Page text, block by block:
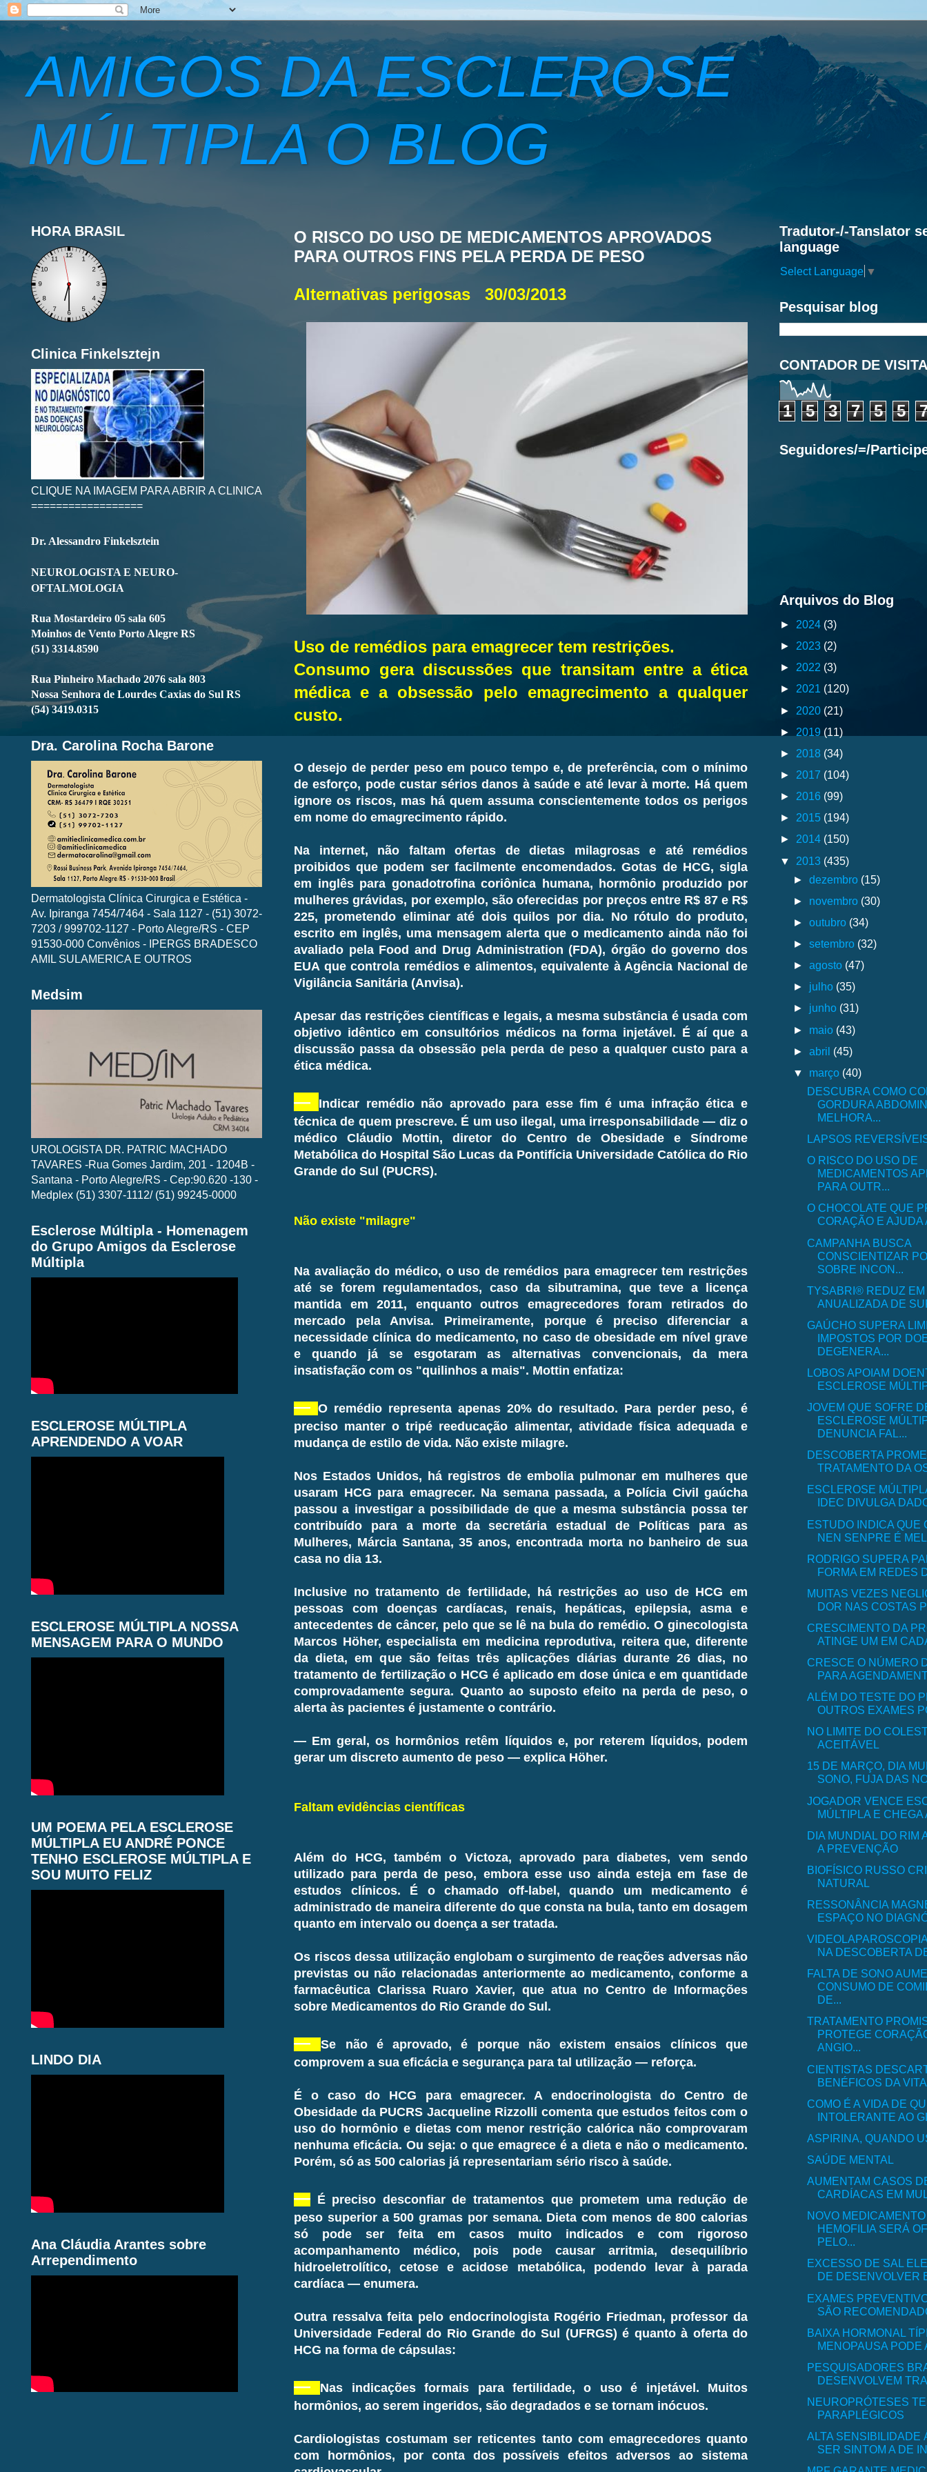
AMIGOS DA ESCLEROSE
MÚLTIPLA O BLOG
O RISCO DO USO DE MEDICAMENTOS APROVADOS
PARA OUTROS FINS PELA PERDA DE PESO
Alternativas perigosas 30/03/2013
Uso de remédios para emagrecer tem restrições.
Consumo gera discussões que transitam entre a ética
médica e a obsessão pelo emagrecimento a qualquer
custo.
O desejo de perder peso em pouco tempo e, de preferência, com o mínimo
de esforço, pode custar sérios danos à saúde e até levar à morte. Há quem
ignore os riscos, mas há quem assuma conscientemente todos os perigos
em nome do emagrecimento rápido.
Na internet, não faltam ofertas de dietas milagrosas e até remédios
proibidos que podem ser facilmente encomendados. Gotas de HCG, sigla
em inglês para gonadotrofina coriônica humana, hormônio produzido por
mulheres grávidas, por exemplo, são oferecidas por preços entre R$ 87 e R$
225, prometendo eliminar até dois quilos por dia. No rótulo do produto,
escrito em inglês, uma mensagem alerta que o medicamento ainda não foi
avaliado pela Food and Drug Administration (FDA), órgão do governo dos
EUA que controla remédios e alimentos, equivalente à Agência Nacional de
Vigilância Sanitária (Anvisa).
Apesar das restrições científicas e legais, a mesma substância é usada com
objetivo idêntico em consultórios médicos na forma injetável. É aí que a
discussão passa da obsessão pela perda de peso a qualquer custo para a
ética médica.
—
Indicar remédio não aprovado para esse fim é uma infração ética e
técnica de quem prescreve. É um uso ilegal, uma irresponsabilidade — diz o
médico Cláudio Mottin, diretor do Centro de Obesidade e Síndrome
Metabólica do Hospital São Lucas da Pontifícia Universidade Católica do Rio
Grande do Sul (PUCRS).
Não existe "milagre"
Na avaliação do médico, o uso de remédios para emagrecer tem restrições
até se forem regulamentados, caso da sibutramina, que teve a licença
mantida em 2011, enquanto outros emagrecedores foram retirados do
mercado pela Anvisa. Primeiramente, porque é preciso diferenciar a
necessidade clínica do medicamento, no caso de obesidade em nível grave
e quando já se esgotaram as alternativas convencionais, da mera
insatisfação com os "quilinhos a mais". Mottin enfatiza:
—O remédio representa apenas 20% do resultado. Para perder peso, é
preciso manter o tripé reeducação alimentar, atividade física adequada e
mudança de estilo de vida. Não existe milagre.
Nos Estados Unidos, há registros de embolia pulmonar em mulheres que
usaram HCG para emagrecer. Na semana passada, a Polícia Civil gaúcha
passou a investigar a possibilidade de que a mesma substância possa ter
contribuído para a morte da secretária estadual de Políticas para as
Mulheres, Márcia Santana, 35 anos, encontrada morta no banheiro de sua
casa no dia 13.
Inclusive no tratamento de fertilidade, há restrições ao uso de HCG em
pessoas com doenças cardíacas, renais, hepáticas, epilepsia, asma e
antecedentes de câncer, pelo que se lê na bula do remédio. O ginecologista
Marcos Höher, especialista em medicina reprodutiva, reitera que, diferente
da dieta, em que são feitas três aplicações diárias durante 26 dias, no
tratamento de fertilização o HCG é aplicado em dose única e em quantidade
comprovadamente segura. Quanto ao suposto efeito na perda de peso, o
alerta às pacientes é justamente o contrário.
— Em geral, os hormônios retêm líquidos e, por reterem líquidos, podem
gerar um discreto aumento de peso — explica Höher.
Faltam evidências científicas
Além do HCG, também o Victoza, aprovado para diabetes, vem sendo
utilizado para perda de peso, embora esse uso ainda esteja em fase de
estudos clínicos. É o chamado off-label, quando um medicamento é
administrado de maneira diferente do que consta na bula, tanto em dosagem
quanto em intervalo ou doença a ser tratada.
Os riscos dessa utilização englobam o surgimento de reações adversas não
previstas ou não relacionadas anteriormente ao medicamento, conforme a
farmacêutica Clarissa Ruaro Xavier, que atua no Centro de Informações
sobre Medicamentos do Rio Grande do Sul.
—Se não é aprovado, é porque não existem ensaios clínicos que
comprovem a sua eficácia e segurança para tal utilização — reforça.
É o caso do HCG para emagrecer. A endocrinologista do Centro de
Obesidade da PUCRS Jacqueline Rizzolli comenta que estudos feitos com o
uso do hormônio e dietas com menor restrição calórica não comprovaram
nenhuma eficácia. Ou seja: o que emagrece é a dieta e não o medicamento.
Porém, só as 500 calorias já representariam sério risco à saúde.
— É preciso desconfiar de tratamentos que prometem uma redução de
peso superior a 500 gramas por semana. Dieta com menos de 800 calorias
só pode ser feita em casos muito indicados e com rigoroso
acompanhamento médico, pois pode causar arritmia, desequilíbrio
hidroeletrolítico, cetose e acidose metabólica, podendo levar à parada
cardíaca — enumera.
Outra ressalva feita pelo endocrinologista Rogério Friedman, professor da
Universidade Federal do Rio Grande do Sul (UFRGS) é quanto à oferta do
HCG na forma de cápsulas:
—Nas indicações formais para fertilidade, o uso é injetável. Muitos
hormônios, ao serem ingeridos, são degradados e se tornam inócuos.
Cardiologistas costumam ser reticentes tanto com emagrecedores quanto
com hormônios, por conta dos possíveis efeitos adversos ao sistema
HORA BRASIL
Clinica Finkelsztejn
CLIQUE NA IMAGEM PARA ABRIR A CLINICA
==================
Dr. Alessandro Finkelsztein
NEUROLOGISTA E NEURO-
OFTALMOLOGIA
Rua Mostardeiro 05 sala 605
Moinhos de Vento Porto Alegre RS
(51) 3314.8590
Rua Pinheiro Machado 2076 sala 803
Nossa Senhora de Lourdes Caxias do Sul RS
(54) 3419.0315
Dra. Carolina Rocha Barone
Dermatologista Clínica Cirurgica e Estética -
Av. Ipiranga 7454/7464 - Sala 1127 - (51) 3072-
7203 / 999702-1127 - Porto Alegre/RS - CEP
91530-000 Convênios - IPERGS BRADESCO
AMIL SULAMERICA E OUTROS
Medsim
UROLOGISTA DR. PATRIC MACHADO
TAVARES -Rua Gomes Jardim, 201 - 1204B -
Santana - Porto Alegre/RS - Cep:90.620 -130 -
Medplex (51) 3307-1112/ (51) 99245-0000
Esclerose Múltipla - Homenagem
do Grupo Amigos da Esclerose
Múltipla
ESCLEROSE MÚLTIPLA
APRENDENDO A VOAR
ESCLEROSE MÚLTIPLA NOSSA
MENSAGEM PARA O MUNDO
UM POEMA PELA ESCLEROSE
MÚLTIPLA EU ANDRÉ PONCE
TENHO ESCLEROSE MÚLTIPLA E
SOU MUITO FELIZ
LINDO DIA
Ana Cláudia Arantes sobre
Arrependimento
Tradutor-/-Tanslator
language
Select Language ▼
Pesquisar blog
CONTADOR DE
1 5 3 7 5 5
Seguidores/=/
Arquivos do Blog
► 2024 (3)
► 2023 (2)
► 2022 (3)
► 2021 (120)
► 2020 (21)
► 2019 (11)
► 2018 (34)
► 2017 (104)
► 2016 (99)
► 2015 (194)
► 2014 (150)
▼ 2013 (435)
►dezembro (15)
► novembro (30)
►outubro (34)
►setembro (32)
►agosto (47)
► julho (35)
► junho (31)
► maio (43)
►abril (45)
▼ março (40)
DESCUBRA COMO
GORDURA
MELHORA...
LAPSOS
O RISCO DO USO DE
MEDICAMENTOS
PARA OUTR...
O CHOCOLATE QUE
CORAÇÃO E AJUDA
CAMPANHA BUSCA
CONSCIENTIZAR
SOBRE INCON...
TYSABRI® REDUZ EM
ANUALIZADA DE
GAÚCHO SUPERA
IMPOSTOS POR
DEGENERA...
LOBOS APOIAM
ESCLEROSE
JOVEM QUE SOFRE
ESCLEROSE
DENUNCIA FAL...
DESCOBERTA
TRATAMENTO DA
ESCLEROSE
IDEC DIVULGA
ESTUDO INDICA QUE
NEN SENPRE É
RODRIGO SUPERA
FORMA EM REDES
MUITAS VEZES
DOR NAS COSTAS
CRESCIMENTO DA
ATINGE UM EM
CRESCE O NÚMERO
PARA
ALÉM DO TESTE DO
OUTROS EXAMES
NO LIMITE DO
ACEITÁVEL
15 DE MARÇO, DIA
SONO, FUJA DAS
JOGADOR VENCE
MÚLTIPLA E CHEGA
DIA MUNDIAL DO RIM
A PREVENÇÃO
BIOFÍSICO RUSSO
NATURAL
RESSONÂNCIA
ESPAÇO NO
NA DESCOBERTA
FALTA DE SONO
CONSUMO DE
DE...
TRATAMENTO
PROTEGE
ANGIO...
CIENTISTAS
BENÉFICOS DA
COMO É A VIDA DE
INTOLERANTE AO
ASPIRINA, QUANDO
SAÚDE MENTAL
AUMENTAM CASOS
CARDÍACAS EM
NOVO
HEMOFILIA SERÁ
PELO...
EXCESSO DE SAL
DE DESENVOLVER
EXAMES
SÃO
BAIXA HORMONAL
MENOPAUSA PODE
PESQUISADORES
DESENVOLVEM
NEUROPRÓTESES
PARAPLÉGICOS
ALTA SENSIBILIDADE
SER SINTOM A DE